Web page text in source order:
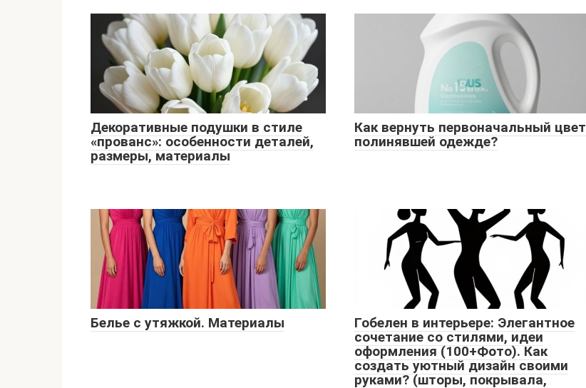
Декоративные подушки в стиле
«прованс»: особенности деталей,
размеры, материалы
Как вернуть первоначальный цвет
полинявшей одежде?
Белье с утяжкой. Материалы
Гобелен в интерьере: Элегантное
сочетание со стилями, идеи
оформления (100+Фото). Как
создать уютный дизайн своими
руками? (шторы, покрывала,